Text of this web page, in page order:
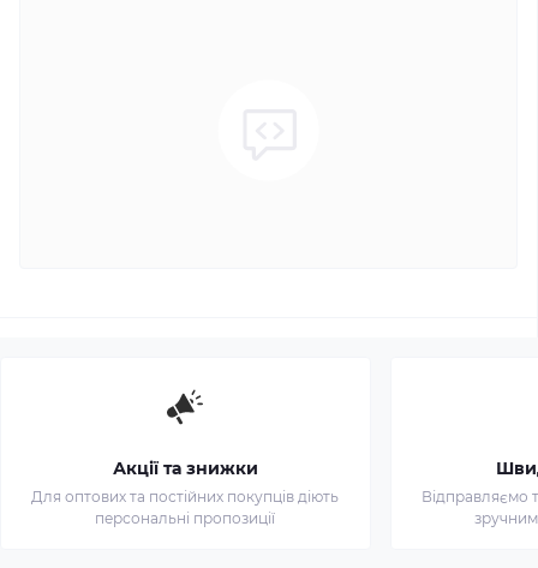
Акції та знижки
Для оптових та постійних покупців діють
персональні пропозиції
Відправляємо